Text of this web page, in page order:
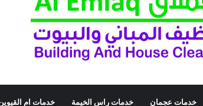
خدمات عجمان خدمات راس الخيمة خدمات ام